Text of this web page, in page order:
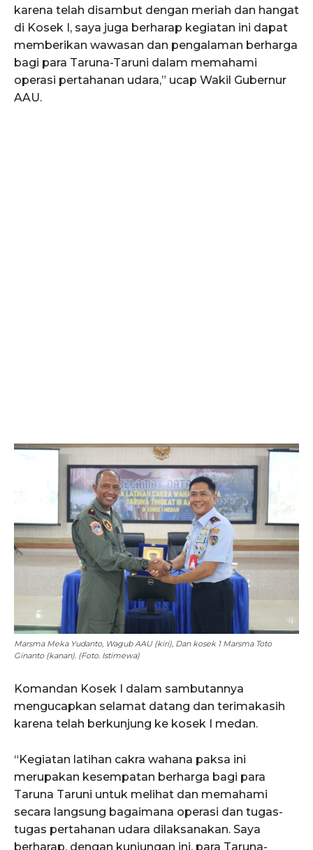
karena telah disambut dengan meriah dan hangat
di Kosek I, saya juga berharap kegiatan ini dapat
memberikan wawasan dan pengalaman berharga
bagi para Taruna-Taruni dalam memahami
operasi pertahanan udara,” ucap Wakil Gubernur
AAU.
Marsma Meka Yudanto, Wagub AAU (kiri), Dan kosek 1 Marsma Toto
Ginanto (kanan). (Foto. Istimewa)
Komandan Kosek I dalam sambutannya
mengucapkan selamat datang dan terimakasih
karena telah berkunjung ke kosek I medan.
“Kegiatan latihan cakra wahana paksa ini
merupakan kesempatan berharga bagi para
Taruna Taruni untuk melihat dan memahami
secara langsung bagaimana operasi dan tugas-
tugas pertahanan udara dilaksanakan. Saya
berharap, dengan kunjungan ini, para Taruna-